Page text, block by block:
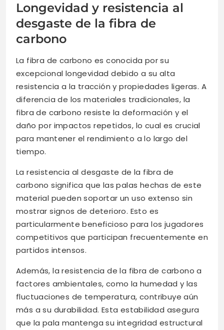
Longevidad y resistencia al
desgaste de la fibra de
carbono
La fibra de carbono es conocida por su
excepcional longevidad debido a su alta
resistencia a la tracción y propiedades ligeras. A
diferencia de los materiales tradicionales, la
fibra de carbono resiste la deformación y el
daño por impactos repetidos, lo cual es crucial
para mantener el rendimiento a lo largo del
tiempo.
La resistencia al desgaste de la fibra de
carbono significa que las palas hechas de este
material pueden soportar un uso extenso sin
mostrar signos de deterioro. Esto es
particularmente beneficioso para los jugadores
competitivos que participan frecuentemente en
partidos intensos.
Además, la resistencia de la fibra de carbono a
factores ambientales, como la humedad y las
fluctuaciones de temperatura, contribuye aún
más a su durabilidad. Esta estabilidad asegura
que la pala mantenga su integridad estructural